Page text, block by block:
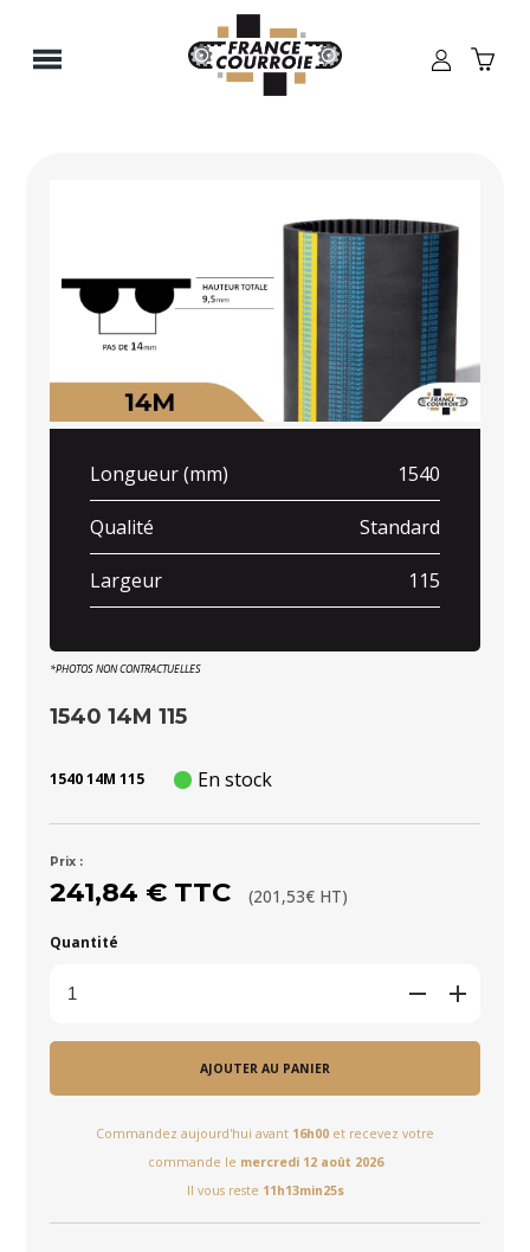
Longueur (mm) 1540
Qualité Standard
Largeur 115
*PHOTOS NON CONTRACTUELLES
1540 14M 115
1540 14M 115 En stock
Prix :
241,84 € TTC (201,53€ HT)
Quantité
AJOUTER AU PANIER
Commandez aujourd'hui avant 16h00 et recevez votre
commande le mercredi 12 août 2026
Il vous reste 11h13min25s
Panneau de gestion des cookies